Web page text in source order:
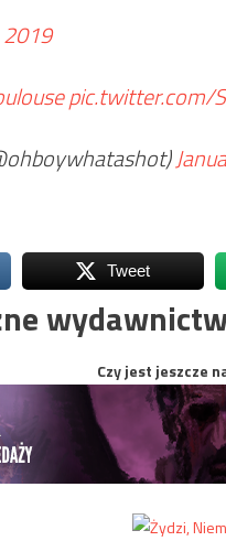
pic.twitter.com/
Tweet
Czy jest jeszcze